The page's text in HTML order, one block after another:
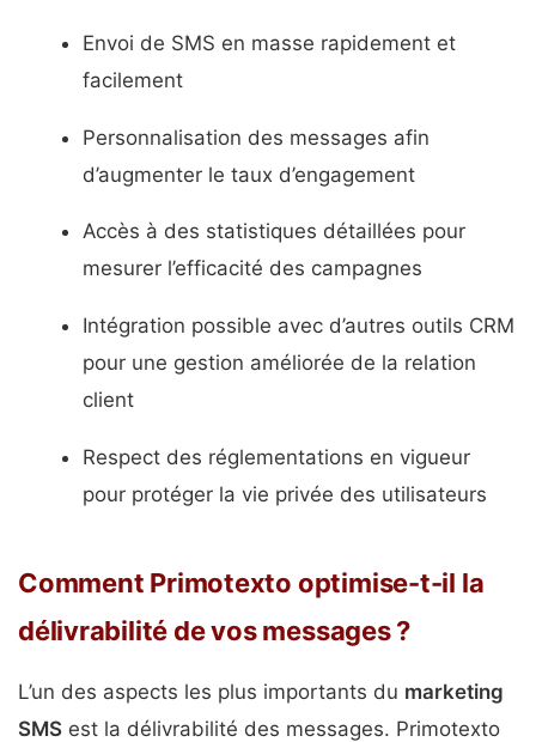
Envoi de SMS en masse rapidement et
facilement
Personnalisation des messages afin
d’augmenter le taux d’engagement
Accès à des statistiques détaillées pour
mesurer l’efficacité des campagnes
Intégration possible avec d’autres outils CRM
pour une gestion améliorée de la relation
client
Respect des réglementations en vigueur
pour protéger la vie privée des utilisateurs
Comment Primotexto optimise-t-il la
délivrabilité de vos messages ?
L’un des aspects les plus importants du marketing
SMS est la délivrabilité des messages. Primotexto